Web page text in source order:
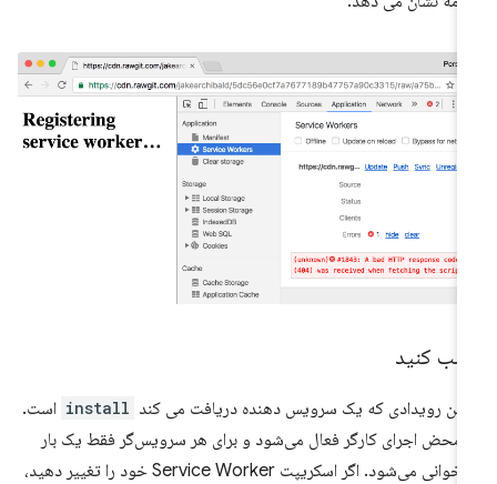
کنید
رویدادی که یک سرویس دهنده دریافت می کند install است.
محض اجرای کارگر فعال می‌شود و برای هر سرویس‌گر فقط یک بار
فراخوانی می‌شود. اگر اسکریپت Service Worker خود را تغییر دهید،